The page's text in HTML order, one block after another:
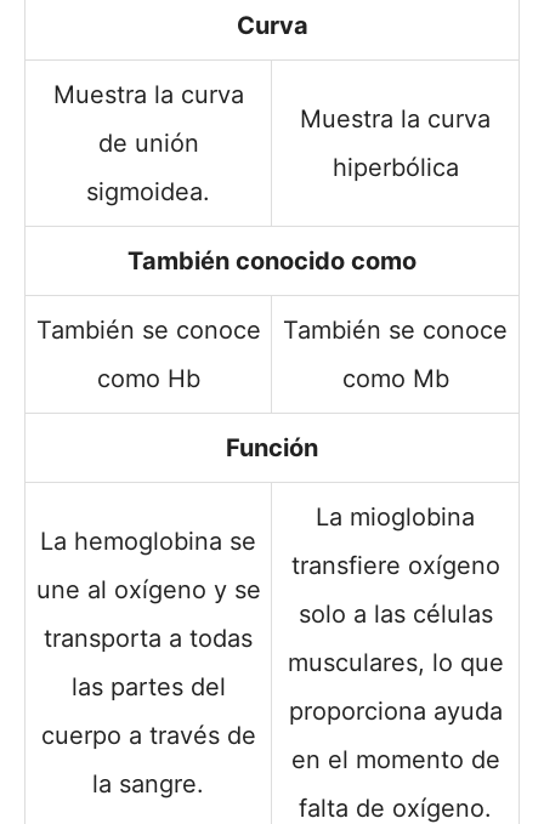
Curva
Muestra la curva
de unión
sigmoidea.
Muestra la curva
hiperbólica
También conocido como
También se conoce
como Hb
También se conoce
como Mb
Función
La hemoglobina se
une al oxígeno y se
transporta a todas
las partes del
cuerpo a través de
la sangre.
La mioglobina
transfiere oxígeno
solo a las células
musculares, lo que
proporciona ayuda
en el momento de
falta de oxígeno.